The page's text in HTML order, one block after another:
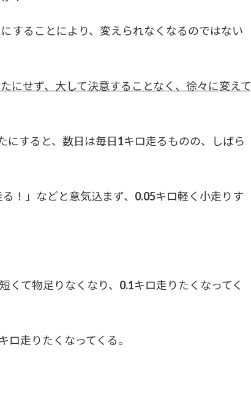
することにより、変えられなくなるのではない
にせず、大して決意することなく、徐々に変えて
すると、数日は毎日1キロ走るものの、しばら
！」などと意気込まず、0.05キロ軽く小走りす
くて物足りなくなり、0.1キロ走りたくなってく
走りたくなってくる。